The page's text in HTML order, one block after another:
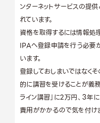
ンターネットサービスの提
れています。
資格を取得するには情報
IPAへ登録申請を行う必要
います。
登録しておしまいではなく
的に講習を受けることが義
ライン講習」に2万円、3年
費用がかかるので気を付け